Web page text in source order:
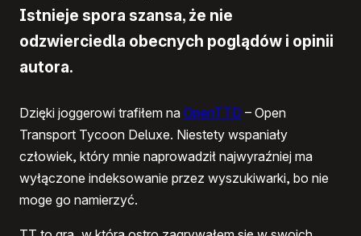
Istnieje spora szansa, że nie
odzwierciedla obecnych poglądów i opinii
autora.
Dzięki joggerowi trafiłem na OpenTTD – Open
Transport Tycoon Deluxe. Niestety wspaniały
człowiek, który mnie naprowadził najwyraźniej ma
wyłączone indeksowanie przez wyszukiwarki, bo nie
moge go namierzyć.